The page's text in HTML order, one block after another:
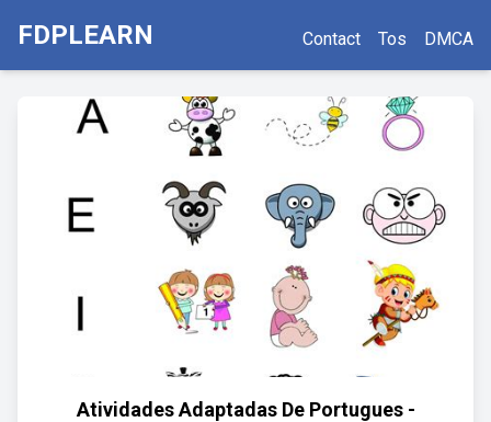
FDPLEARN Contact Tos DMCA
Atividades Adaptadas De Portugues -